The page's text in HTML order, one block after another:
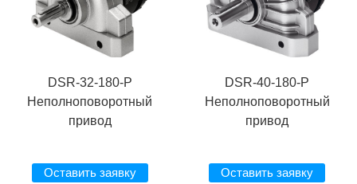
DSR-32-180-P
Неполноповоротный
привод
Оставить заявку
DSR-40-180-P
Неполноповоротный
привод
Оставить заявку